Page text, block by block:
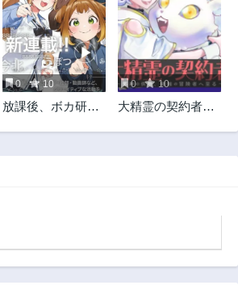
0 10
放課後、ボカ研
0 10
大精霊の契約者～